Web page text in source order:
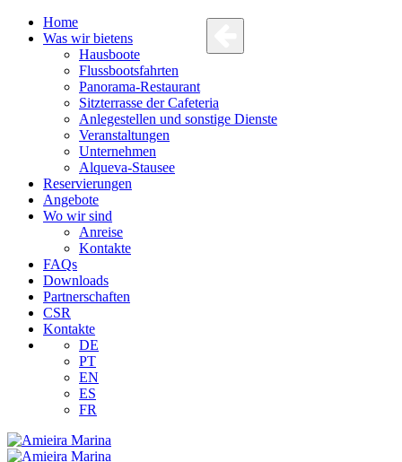
Home
Was wir bietens
Hausboote
Flussbootsfahrten
Panorama-Restaurant
Sitzterrasse der Cafeteria
Anlegestellen und sonstige Dienste
Veranstaltungen
Unternehmen
Alqueva-Stausee
Reservierungen
Angebote
Wo wir sind
Anreise
Kontakte
FAQs
Downloads
Partnerschaften
CSR
Kontakte
DE
PT
EN
ES
FR